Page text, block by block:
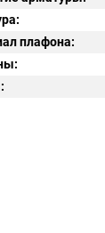
плафона: